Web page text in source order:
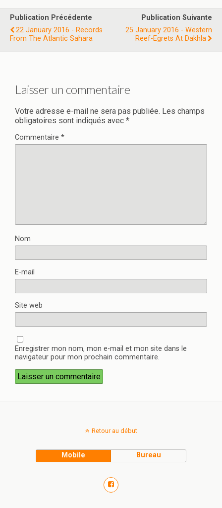
Publication Précédente
22 January 2016 - Records
From The Atlantic Sahara
Publication Suivante
25 January 2016 - Western
Reef-Egrets At Dakhla
Laisser un commentaire
Votre adresse e-mail ne sera pas publiée. Les champs
obligatoires sont indiqués avec *
Commentaire *
Nom
E-mail
Site web
Enregistrer mon nom, mon e-mail et mon site dans le
navigateur pour mon prochain commentaire.
Retour au début
Mobile Bureau